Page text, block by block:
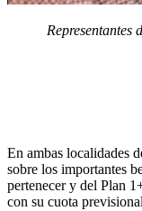
Representantes
En ambas localidades
sobre los importantes
pertenecer y del Plan
con su cuota